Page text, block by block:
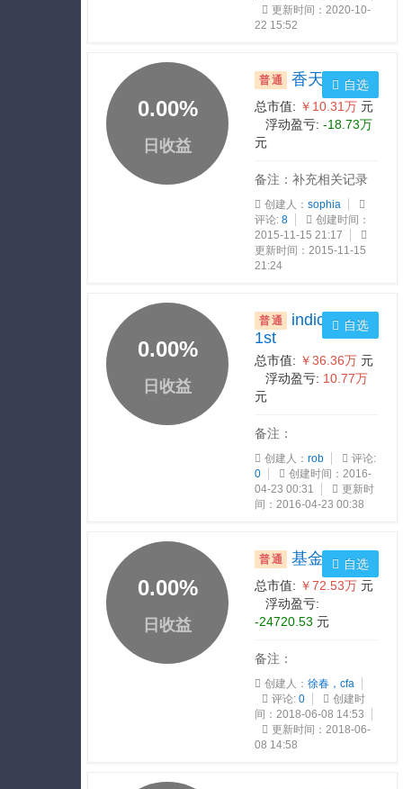
更新时间：2020-10-
22 15:52
0.00%
日收益
普通 香天下0717
总市值: ￥10.31万 元
浮动盈亏: -18.73万
元
备注：补充相关记录
创建人： sophia
评论: 8
创建时间：
2015-11-15 21:17
更新时间：2015-11-15
21:24
自选
0.00%
日收益
普通
indicators
1st
总市值: ￥36.36万 元
浮动盈亏: 10.77万
元
备注：
创建人： rob
评论:
0
创建时间：2016-
04-23 00:31
更新时
间：2016-04-23 00:38
自选
0.00%
日收益
普通 基金定投
总市值: ￥72.53万 元
浮动盈亏:
-24720.53 元
备注：
创建人： 徐春，cfa
评论: 0
创建时
间：2018-06-08 14:53
更新时间：2018-06-
08 14:58
自选